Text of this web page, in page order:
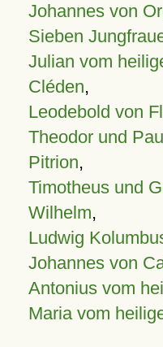
Johannes von
Sieben
Julian vom
Cléden,
Leodebold von
Theodor und
Pitrion,
Timotheus und
Wilhelm,
Ludwig
Johannes von
Antonius vom
Maria vom